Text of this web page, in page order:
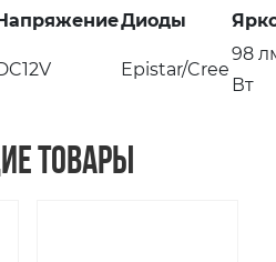
Диоды
Epistar/Cree
98
Вт
товары